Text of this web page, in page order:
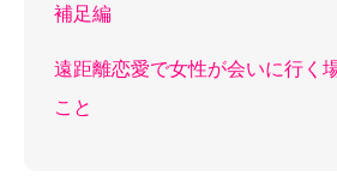
補足編
遠距離恋愛で女性が会いに行く
こと